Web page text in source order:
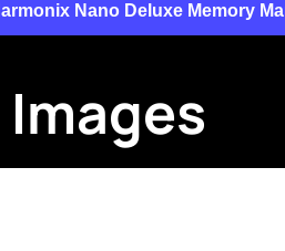
Nano Deluxe Memory
Images